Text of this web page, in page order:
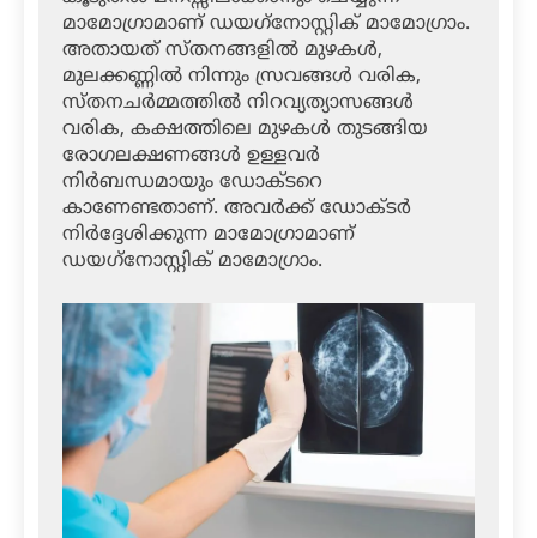
മാമോഗ്രാമാണ് ഡയഗ്‌നോസ്റ്റിക് മാമോഗ്രാം.
അതായത് സ്തനങ്ങളില്‍ മുഴകള്‍,
മുലക്കണ്ണില്‍ നിന്നും സ്രവങ്ങള്‍ വരിക,
സ്തനചര്‍മ്മത്തില്‍ നിറവ്യത്യാസങ്ങള്‍
വരിക, കക്ഷത്തിലെ മുഴകള്‍ തുടങ്ങിയ
രോഗലക്ഷണങ്ങള്‍ ഉള്ളവര്‍
നിര്‍ബന്ധമായും ഡോക്ടറെ
കാണേണ്ടതാണ്. അവര്‍ക്ക് ഡോക്ടര്‍
നിര്‍ദ്ദേശിക്കുന്ന മാമോഗ്രാമാണ്
ഡയഗ്‌നോസ്റ്റിക് മാമോഗ്രാം.